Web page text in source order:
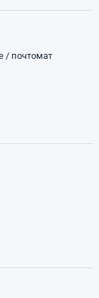
/ почтомат